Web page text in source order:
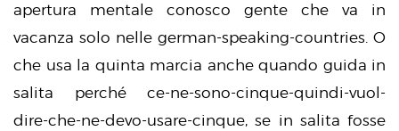
apertura mentale conosco gente che va in
vacanza solo nelle german-speaking-countries. O
che usa la quinta marcia anche quando guida in
salita perché ce-ne-sono-cinque-quindi-vuol-
dire-che-ne-devo-usare-cinque, se in salita fosse